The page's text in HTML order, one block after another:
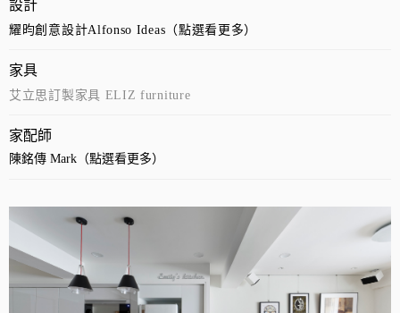
設計
耀昀創意設計Alfonso Ideas（點選看更多）
家具
艾立思訂製家具 ELIZ furniture
家配師
陳銘傳 Mark（點選看更多）